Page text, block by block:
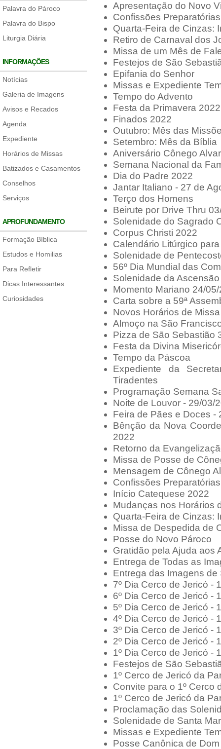
Palavra do Pároco
Palavra do Bispo
Liturgia Diária
INFORMAÇÕES
Notícias
Galeria de Imagens
Avisos e Recados
Agenda
Expediente
Horários de Missas
Batizados e Casamentos
Conselhos
Serviços
APROFUNDAMENTO
Formação Bíblica
Estudos e Homilias
Para Refletir
Dicas Interessantes
Curiosidades
Apresentação do Novo
Confissões
Quarta-Feira de Cinzas:
Retiro de Carnaval dos
Missa de um Mês de
Festejos de São
Epifania do Senhor
Missas e Expediente
Tempo do Advento
Festa da Primavera 2022
Finados 2022
Outubro: Mês das
Setembro: Mês da Bíblia
Aniversário Cônego
Semana Nacional da
Dia do Padre 2022
Jantar Italiano - 27 de
Terço dos Homens
Beirute por Drive Thru
Solenidade do Sagrado
Corpus Christi 2022
Calendário Litúrgico
Solenidade de
56º Dia Mundial das
Solenidade da
Momento Mariano 24/
Carta sobre a 59ª
Novos Horários de
Almoço na São
Pizza de São Sebastião
Festa da Divina
Tempo da Páscoa
Expediente da
Tiradentes
Programação Semana
Noite de Louvor - 29/03/
Feira de Pães e Doces -
Bênção da Nova
2022
Retorno da
Missa de Posse de
Mensagem de Cônego
Confissões
Início Catequese 2022
Mudanças nos Horários
Quarta-Feira de Cinzas:
Missa de Despedida de
Posse do Novo Pároco
Gratidão pela Ajuda aos
Entrega de Todas as
Entrega das Imagens
7º Dia Cerco de Jericó -
6º Dia Cerco de Jericó -
5º Dia Cerco de Jericó -
4º Dia Cerco de Jericó -
3º Dia Cerco de Jericó -
2º Dia Cerco de Jericó -
1º Dia Cerco de Jericó -
Festejos de São
1º Cerco de Jericó da
Convite para o 1º Cerco
1º Cerco de Jericó da
Proclamação das
Solenidade de Santa
Missas e Expediente
Posse Canônica de